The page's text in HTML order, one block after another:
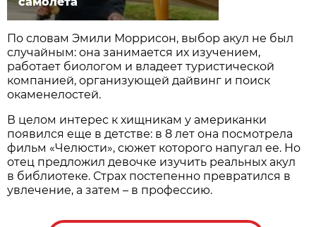
По словам Эмили Моррисон, выбор акул не был
случайным: она занимается их изучением,
работает биологом и владеет туристической
компанией, организующей дайвинг и поиск
окаменелостей.
В целом интерес к хищникам у американки
появился еще в детстве: в 8 лет она посмотрела
фильм «Челюсти», сюжет которого напугал ее. Но
отец предложил девочке изучить реальных акул
в библиотеке. Страх постепенно превратился в
увлечение, а затем – в профессию.